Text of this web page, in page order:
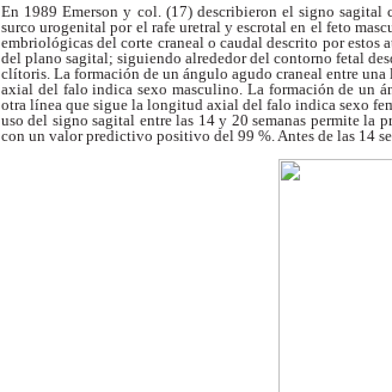
En 1989 Emerson y col. (17) describieron el signo
surcourogenital por el rafe uretral y escrotal en el feto
embriológicasdel corte craneal o caudal descrito por estos
del plano sagital; siguiendoalrededor del contorno fetal
clítoris. La formación de un ángulo agudocraneal entre
axial del falo indica sexo masculino. La formaciónde un
otra línea quesigue la longitud axial del falo indica sexo
uso del signo sagital entrelas 14 y 20 semanas permite la
con un valor predictivo positivo del 99 %. Antes de las 14